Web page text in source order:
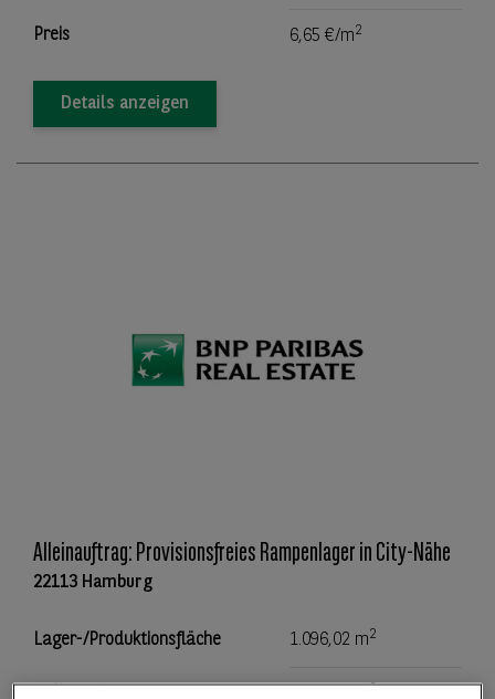
Preis 6,65 €/m2
Details anzeigen
Alleinauftrag: Provisionsfreies Rampenlager in City-Nähe
22113 Hamburg
Lager-/Produktionsfläche 1.096,02 m2
2